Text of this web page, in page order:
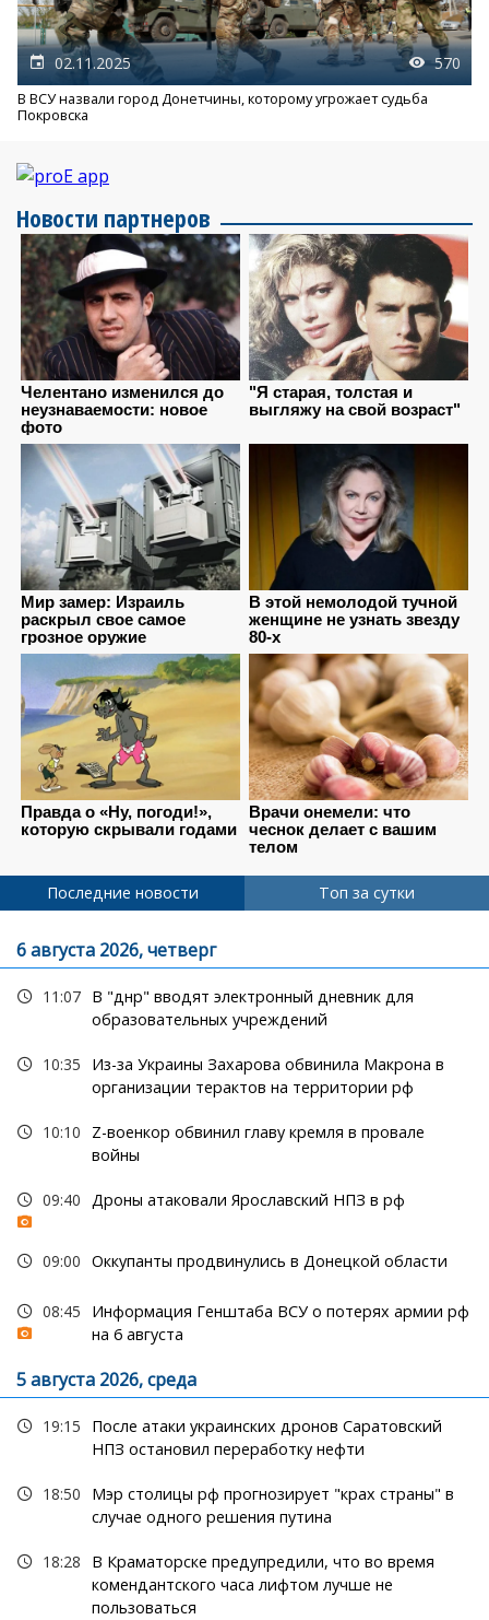
02.11.2025 570
В ВСУ назвали город Донетчины, которому угрожает судьба
Покровска
Новости партнеров
Последние новости Топ за сутки
6 августа 2026, четверг
11:07 В "днр" вводят электронный дневник для
образовательных учреждений
10:35
Из-за Украины Захарова обвинила Макрона в
организации терактов на территории рф
10:10
Z-военкор обвинил главу кремля в провале
войны
09:40 Дроны атаковали Ярославский НПЗ в рф
09:00 Оккупанты продвинулись в Донецкой области
08:45
Информация Генштаба ВСУ о потерях армии рф
на 6 августа
5 августа 2026, среда
19:15
После атаки украинских дронов Саратовский
НПЗ остановил переработку нефти
18:50
Мэр столицы рф прогнозирует "крах страны" в
случае одного решения путина
18:28
В Краматорске предупредили, что во время
комендантского часа лифтом лучше не
пользоваться